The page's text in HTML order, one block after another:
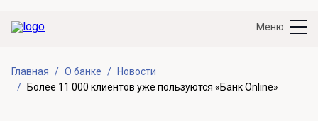
Меню
Главная О банке
Новости
Более 11 000 клиентов уже пользуются «Банк Online»